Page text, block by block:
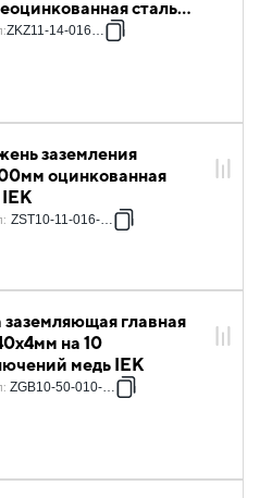
сталь
:ZKZ11-14-016-06
заземления
оцинкованная
IEK
: ZST10-11-016-001
главная
на 10
медь IEK
: ZGB10-50-010-285